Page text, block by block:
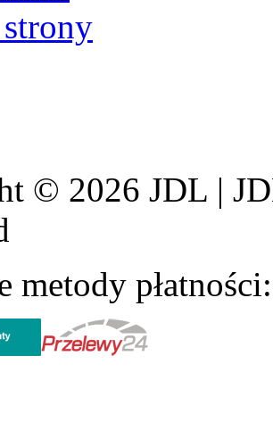
© 2026 JDL |
metody płatności: